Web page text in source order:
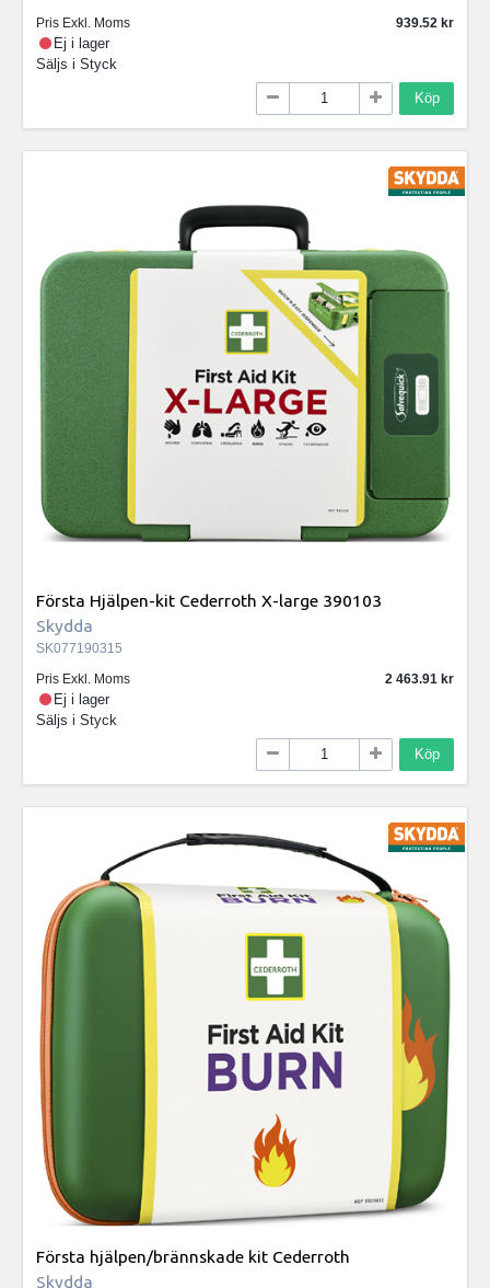
Pris Exkl. Moms
939.52
Ej i lager
Säljs i Styck
Köp
Första Hjälpen-kit Cederroth X-large 390103
Skydda
SK077190315
Pris Exkl. Moms
2 463.91
Ej i lager
Säljs i Styck
Köp
Första hjälpen/brännskade kit Cederroth
Skydda